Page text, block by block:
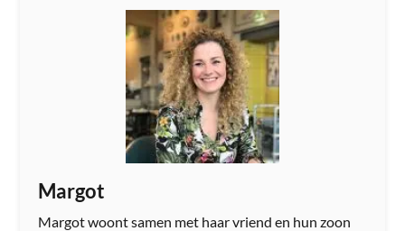
Margot
Margot woont samen met haar vriend en hun zoon